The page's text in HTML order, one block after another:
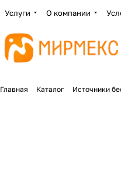
Услуги О компании
Главная Каталог Источники